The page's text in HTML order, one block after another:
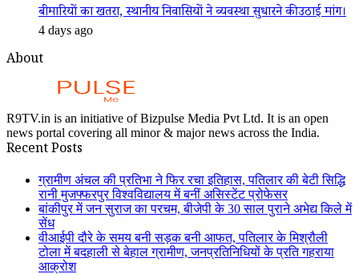
बीमारियों का खतरा, स्थानीय निवासियों ने व्यवस्था सुधारने की उठाई मांग।
4 days ago
About
R9TV.in is an initiative of Bizpulse Media Pvt Ltd. It is an open
news portal covering all minor & major news across the India.
Recent Posts
ग्रामीण अंचल की प्रतिभा ने फिर रचा इतिहास, पतिलार की बेटी सिद्धि
रानी मुजफ्फरपुर विश्वविद्यालय में बनीं असिस्टेंट प्रोफेसर
बांकीपुर में जन सुराज का परचम, बीजेपी के 30 साल पुराने अभेद्य किले में
सेंध
वीआईपी दौरे के समय बनी सड़क बनी आफत, पतिलार के मिश्रौली
टोला में बदहाली से बेहाल ग्रामीण, जनप्रतिनिधियों के प्रति गहराया
आक्रोश